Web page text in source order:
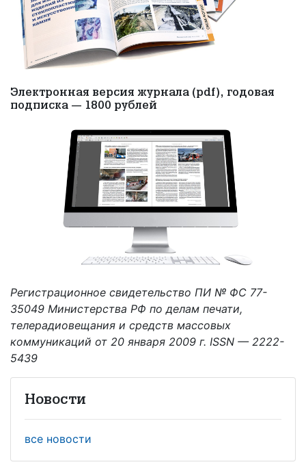
Электронная версия журнала (pdf), годовая
подписка — 1800 рублей
Регистрационное свидетельство ПИ № ФС 77-
35049 Министерства РФ по делам печати,
телерадиовещания и средств массовых
коммуникаций от 20 января 2009 г. ISSN — 2222-
5439
Новости
все новости